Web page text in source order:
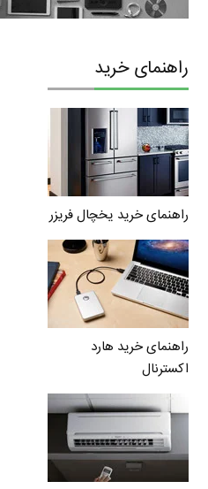
راهنمای خرید
راهنمای خرید یخچال فریزر
راهنمای خرید هارد
اکسترنال